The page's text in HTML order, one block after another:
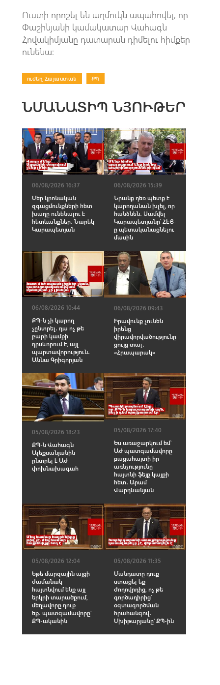
Ուստի որոշել են աղմուկն ապահովել, որ
Փաշինյանի կամակատար Վահագն
Հովակիմյանը դատարան դիմելու հիմքեր
ունենա։
ուժեղ Հայաստան ՔՊ
ՆՄԱՆԱՏԻՊ ՆՅՈՒԹԵՐ
06/08/2026 16:37
Մեր կրոնական
զգացմունքների հետ
խաղը ունենալու է
հետևանքներ․ Նարեկ
Կարապետյան
06/08/2026 15:39
Նրանք դեռ պետք է
կարողանան խլել, որ
հանձնեն․ Սամվել
Կարապետյանը՝ ՀԷՑ-
ը պետականացնելու
մասին
06/08/2026 10:44
ՔՊ-ն չի կարող
չընտրել․ դա ոչ թե
բարի կամքի
դրսևորում է, այլ
պարտավորություն․
Աննա Գրիգորյան
06/08/2026 09:43
Իրավունք չունեն
իրենց
վիրավորվածությունը
ցույց տալ․
«Հրապարակ»
05/08/2026 18:23
ՔՊ-ն Վահագն
Ալեքսանյանին
ընտրել է ԱԺ
փոխնախագահ
05/08/2026 17:40
Ես առաջարկում եմ՝
ԱԺ պատգամավորը
բացահայտի իր
առնչությունը
հայտնի ֆեյք կայքի
հետ․ Արամ
Վարդևանյան
05/08/2026 12:04
Եթե մարզային այցի
ժամանակ
հայտնվում ենք այլ
երկրի տարածքում,
մեղավորը դուք
եք․ պատգամավորը՝
ՔՊ-ականին
05/08/2026 11:35
Մանդատը դուք
ստացել եք
ժողովրդից, ոչ թե
գործադիրից՝
օգտագործման
հրահանգով․
Մխիթարյանը՝ ՔՊ-ին